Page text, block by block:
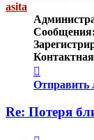
asita
Сообщения:
Отправить
Re: Потеря